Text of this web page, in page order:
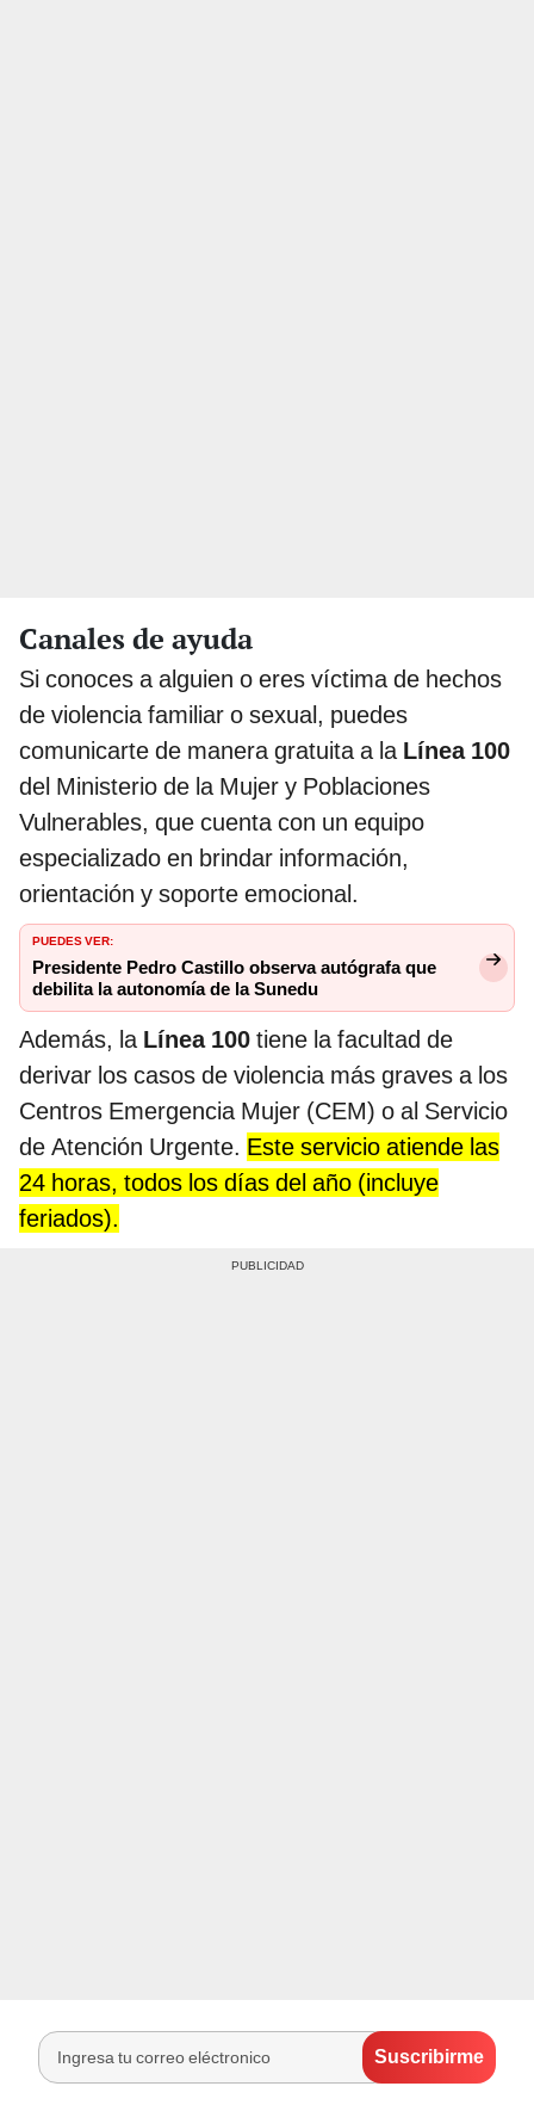
Canales de ayuda
Si conoces a alguien o eres víctima de hechos
de violencia familiar o sexual, puedes
comunicarte de manera gratuita a la Línea 100
del Ministerio de la Mujer y Poblaciones
Vulnerables, que cuenta con un equipo
especializado en brindar información,
orientación y soporte emocional.
PUEDES VER:
Presidente Pedro Castillo observa autógrafa que
debilita la autonomía de la Sunedu
Además, la Línea 100 tiene la facultad de
derivar los casos de violencia más graves a los
Centros Emergencia Mujer (CEM) o al Servicio
de Atención Urgente. Este servicio atiende las
24 horas, todos los días del año (incluye
feriados).